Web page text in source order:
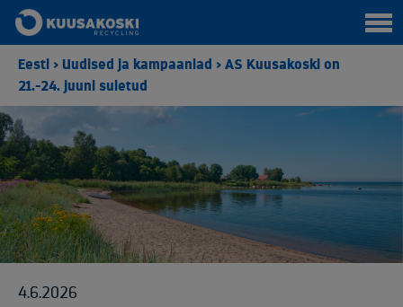
Eesti > Uudised ja kampaaniad > AS Kuusakoski on
21.-24. juuni suletud
4.6.2026